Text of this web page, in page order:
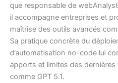
que responsable de
il accompagne entreprises et
maîtrise des outils avancés
Sa pratique concrète du
d’automatisation no-code lui
apports et limites des
comme GPT 5.1.